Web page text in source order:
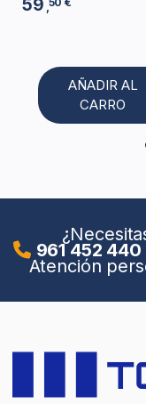
59 ,
AÑADIR AL
CARRO
961 452 440
Atención